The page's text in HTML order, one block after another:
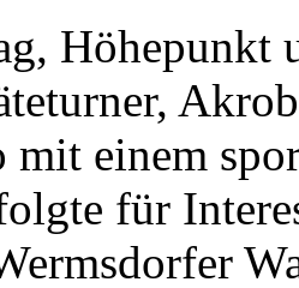
Höhepunkt
mit einem
für